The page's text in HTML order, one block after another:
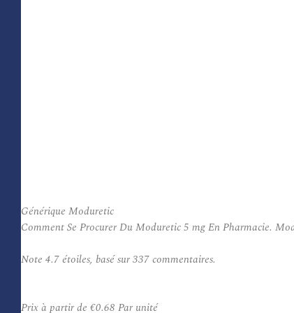
Générique Moduretic
Comment Se Procurer Du Moduretic 5 mg En Pharmacie.
Note 4.7étoiles, basé sur337commentaires.
Prix à partir de €0.68 Par unité